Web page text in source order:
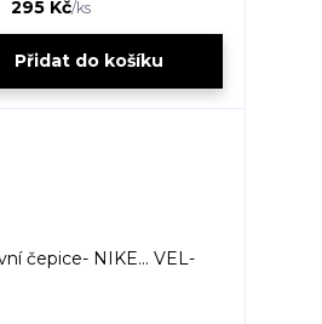
295 Kč/ks
Přidat do košíku